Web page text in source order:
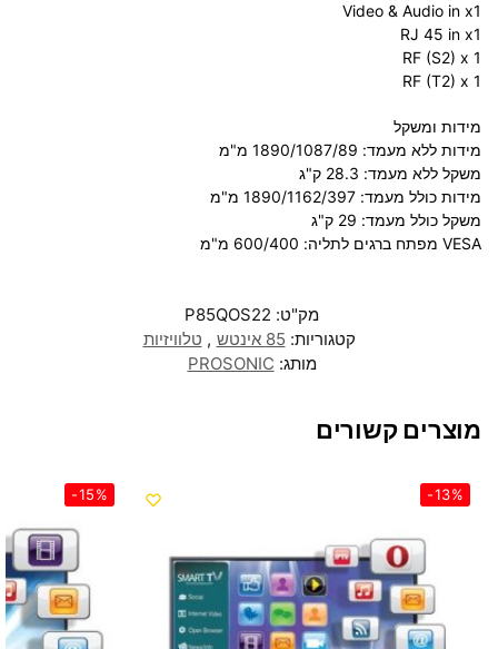
Video & Audio in x1
RJ 45 in x1
RF (S2) x 1
RF (T2) x 1
מידות ומשקל
מידות ללא מעמד: 1890/1087/89 מ"מ
משקל ללא מעמד: 28.3 ק"ג
מידות כולל מעמד: 1890/1162/397 מ"מ
משקל כולל מעמד: 29 ק"ג
VESA מפתח ברגים לתליה: 600/400 מ"מ
מק"ט: P85QOS22
קטגוריות: 85 אינטש , טלוויזיות
מותג: PROSONIC
מוצרים קשורים
-13%
-15%